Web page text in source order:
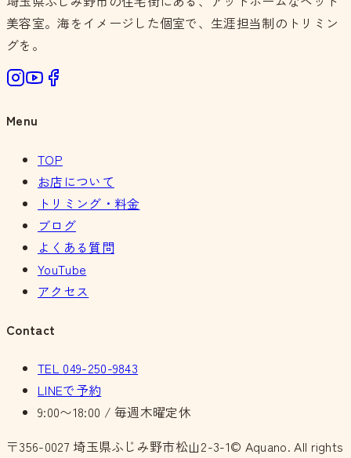
美容室。海をイメージした個室で、生涯担当制のトリミン
グを。
Menu
TOP
お店について
トリミング・料金
ブログ
よくある質問
YouTube
アクセス
Contact
TEL 049-250-9843
LINEで予約
9:00〜18:00 / 毎週木曜定休
〒356-0027 埼玉県ふじみ野市松山2-3-1© Aquano. All rights